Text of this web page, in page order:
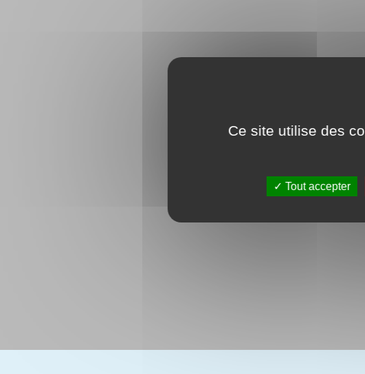
Ce site utilise des
Tout accepter